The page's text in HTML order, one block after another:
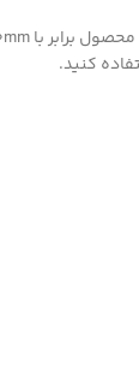
کنید.